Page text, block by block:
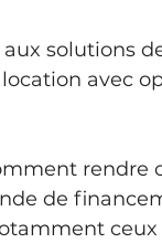
solutions
avec
rendre
de